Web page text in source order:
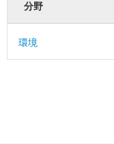
分野
環境